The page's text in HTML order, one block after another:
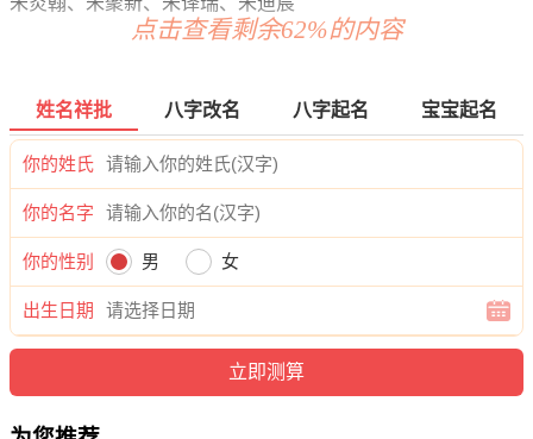
朱建凯、朱新俊、朱琦迪、朱烁彦
朱弘嘉、朱硕远、朱颜满、朱宗翰
朱海拓、朱源诺、朱博颜、朱千云
朱伦弘、朱帆宽、朱泽浩、朱震瑾
朱尚凡、朱刊曜、朱源译、朱昊辉
朱迪江、朱旻浩、朱龙翰、朱俊正
朱信尊、朱旭聪、朱灏旭、朱寅旻
朱郎育、朱俊运、朱旻烁、朱博安
点击查看剩余62%的内容
姓名祥批 八字改名 八字起名 宝宝起名
你的姓氏
你的名字
你的性别 男 女
出生日期